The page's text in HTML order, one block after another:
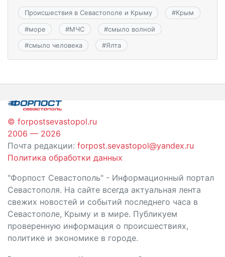
Происшествия в Севастополе и Крыму #Крым
#море #МЧС #смыло волной
#смыло человека #Ялта
© forpostsevastopol.ru
2006 — 2026
Почта редакции: forpost.sevastopol@yandex.ru
Политика обработки данных
"Форпост Севастополь" - Информационный портал
Севастополя. На сайте всегда актуальная лента
свежих новостей и событий последнего часа в
Севастополе, Крыму и в мире. Публикуем
проверенную информация о происшествиях,
политике и экономике в городе.